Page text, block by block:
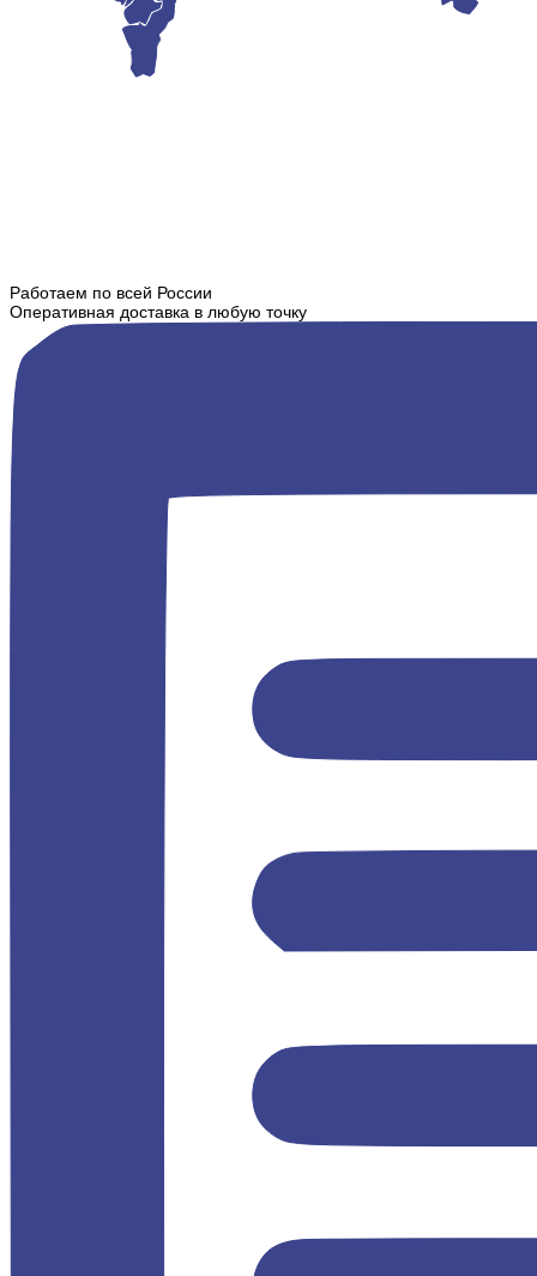
Работаем по всей России
Оперативная доставка в любую точку